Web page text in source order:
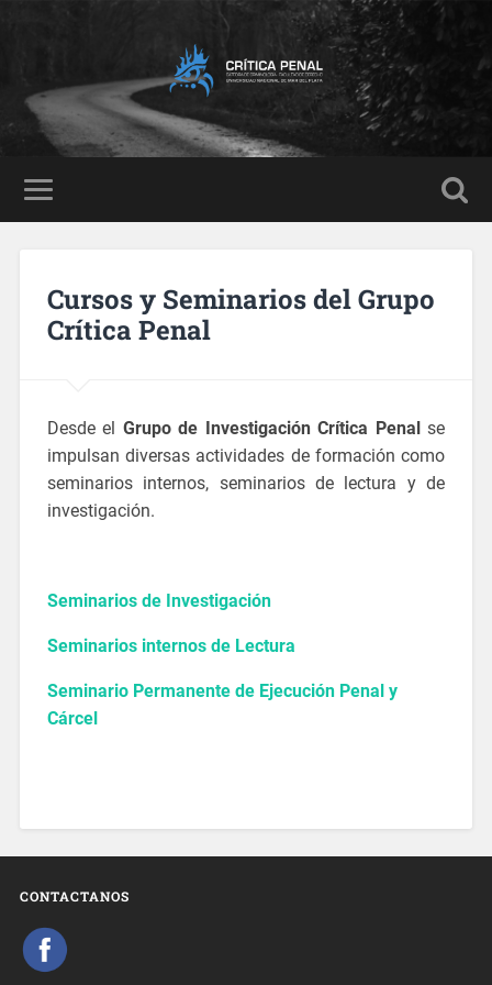
Cursos y Seminarios del Grupo
Crítica Penal
Desde el Grupo de Investigación Crítica Penalse
impulsan diversas actividades de formación como
seminarios internos, seminarios de lectura y de
investigación.
Seminarios de Investigación
Seminarios internos de Lectura
Seminario Permanente de Ejecución Penal y
Cárcel
CONTACTANOS